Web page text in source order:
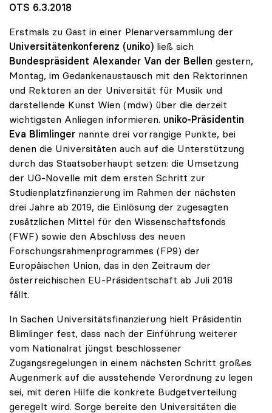
OTS 6.3.2018
Erstmals zu Gast in einer Plenarversammlung der
Universitätenkonferenz (uniko) ließ sich
Bundespräsident Alexander Van der Bellen gestern,
Montag, im Gedankenaustausch mit den Rektorinnen
und Rektoren an der Universität für Musik und
darstellende Kunst Wien (mdw) über die derzeit
wichtigsten Anliegen informieren. uniko-Präsidentin
Eva Blimlinger nannte drei vorrangige Punkte, bei
denen die Universitäten auch auf die Unterstützung
durch das Staatsoberhaupt setzen: die Umsetzung
der UG-Novelle mit dem ersten Schritt zur
Studienplatzfinanzierung im Rahmen der nächsten
drei Jahre ab 2019, die Einlösung der zugesagten
zusätzlichen Mittel für den Wissenschaftsfonds
(FWF) sowie den Abschluss des neuen
Forschungsrahmenprogrammes (FP9) der
Europäischen Union, das in den Zeitraum der
österreichischen EU-Präsidentschaft ab Juli 2018
fällt.
In Sachen Universitätsfinanzierung hielt Präsidentin
Blimlinger fest, dass nach der Einführung weiterer
vom Nationalrat jüngst beschlossener
Zugangsregelungen in einem nächsten Schritt großes
Augenmerk auf die ausstehende Verordnung zu legen
sei, mit deren Hilfe die konkrete Budgetverteilung
geregelt wird. Sorge bereite den Universitäten die